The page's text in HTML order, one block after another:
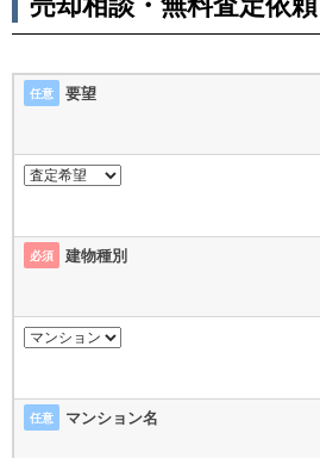
任意 要望
必須 建物種別
任意 マンション名